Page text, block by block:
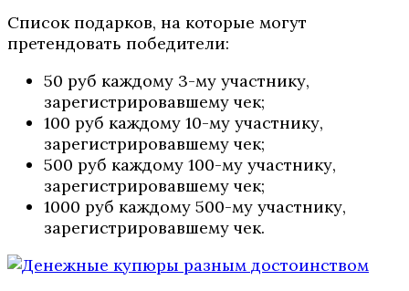
Список подарков, на которые могут
претендовать победители:
50 руб каждому 3-му участнику,
зарегистрировавшему чек;
100 руб каждому 10-му участнику,
зарегистрировавшему чек;
500 руб каждому 100-му участнику,
зарегистрировавшему чек;
1000 руб каждому 500-му участнику,
зарегистрировавшему чек.